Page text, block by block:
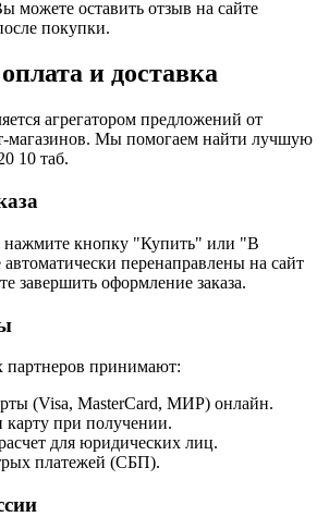
можете оставить отзыв на сайте
покупки.
и доставка
агрегатором предложений от
магазинов. Мы помогаем найти лучшую
10 таб.
нажмите кнопку "Купить" или "В
перенаправлены на сайт
завершить оформление заказа.
принимают:
(Visa, MasterCard, МИР) онлайн.
при получении.
для юридических лиц.
платежей (СБП).